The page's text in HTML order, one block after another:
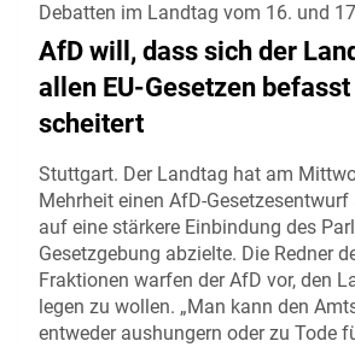
Debatten im Landtag vom 16. und
AfD will, dass sich der
allen EU-Gesetzen befasst
scheitert
Stuttgart. Der Landtag hat am
Mehrheit einen AfD-Gesetzesentwurf
auf eine stärkere Einbindung des
Gesetzgebung abzielte. Die Redner
Fraktionen warfen der AfD vor, den
legen zu wollen. „Man kann den
entweder aushungern oder zu Tode